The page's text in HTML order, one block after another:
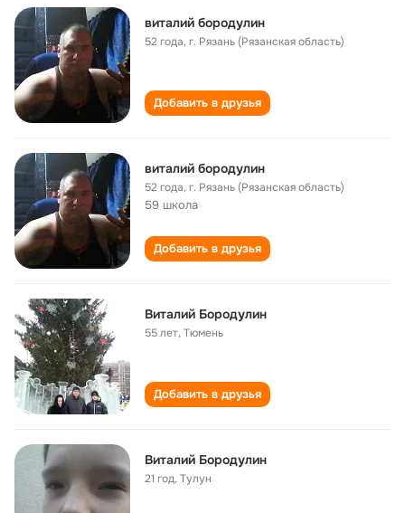
виталий бородулин
52 года,г. Рязань (Рязанская область)
Добавить в друзья
виталий бородулин
52 года,г. Рязань (Рязанская область)
59 школа
Добавить в друзья
Виталий Бородулин
55 лет,Тюмень
Добавить в друзья
Виталий Бородулин
21 год,Тулун